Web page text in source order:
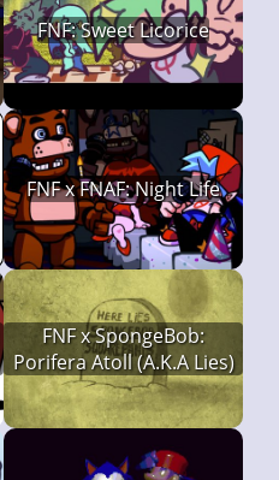
FNF: Sweet Licorice
FNF x FNAF: Night Life
FNF x SpongeBob:
Porifera Atoll (A.K.A Lies)